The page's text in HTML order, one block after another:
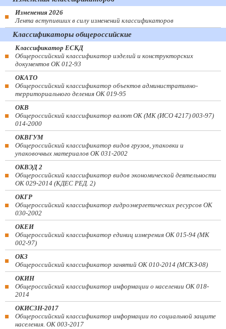
Изменения 2026
Лента вступивших в силу изменений классификаторов
Классификаторы общероссийские
Классификатор ЕСКД
Общероссийский классификатор изделий и конструкторских
документов ОК 012-93
ОКАТО
Общероссийский классификатор объектов административно-
территориального деления ОК 019-95
ОКВ
Общероссийский классификатор валют ОК (МК (ИСО 4217) 003-97)
014-2000
ОКВГУМ
Общероссийский классификатор видов грузов, упаковки и
упаковочных материалов ОК 031-2002
ОКВЭД 2
Общероссийский классификатор видов экономической деятельности
ОК 029-2014 (КДЕС РЕД. 2)
ОКГР
Общероссийский классификатор гидроэнергетических ресурсов ОК
030-2002
ОКЕИ
Общероссийский классификатор единиц измерения ОК 015-94 (МК
002-97)
ОКЗ
Общероссийский классификатор занятий ОК 010-2014 (МСКЗ-08)
ОКИН
Общероссийский классификатор информации о населении ОК 018-
2014
ОКИСЗН-2017
Общероссийский классификатор информации по социальной защите
населения. ОК 003-2017